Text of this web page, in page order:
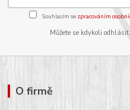
Souhlasím se zpracováním
Můžete se kdykoli
O firmě